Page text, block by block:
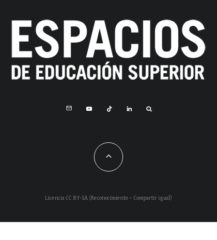
Licencia CC BY-SA (Reconocimiento – Compartir igual)